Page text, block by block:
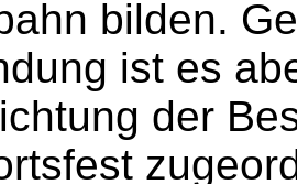
bilden.
ist es
der